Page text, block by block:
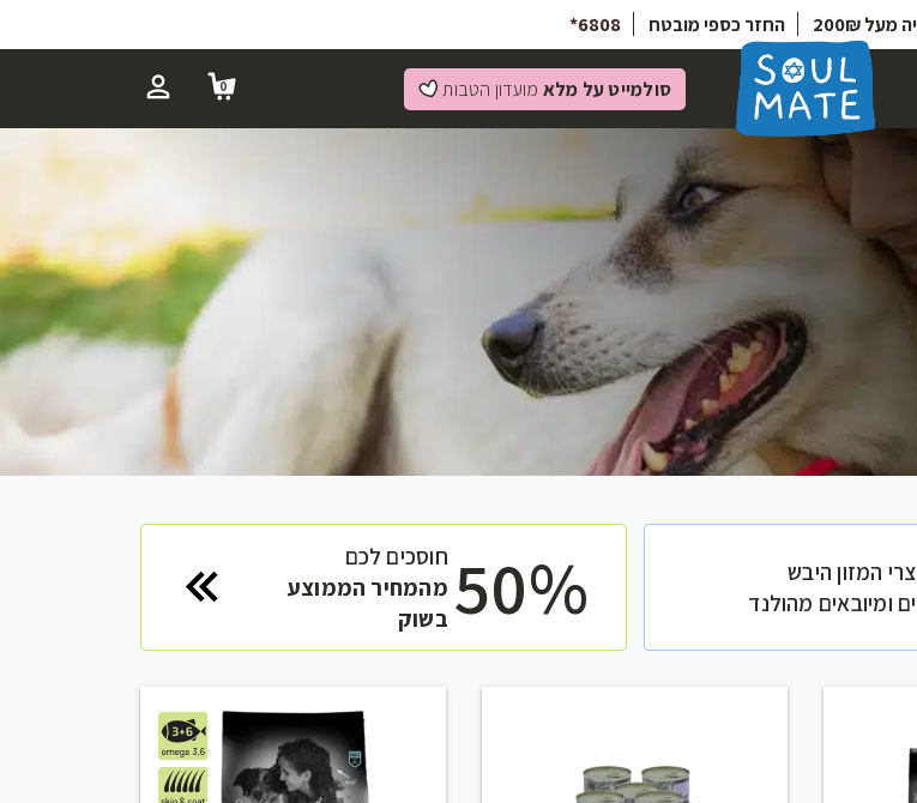
200₪ החזר כספי מובטח 6808*
סולמייט על מלא מועדון הטבות 0
המזון היבש
ומיובאים מהולנד
50% חוסכים לכם
מהמחיר הממוצע
בשוק